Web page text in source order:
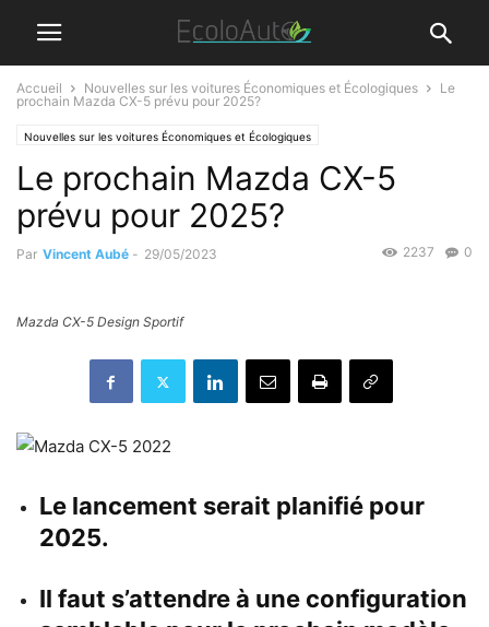
Accueil Nouvelles sur les voitures Économiques et Écologiques
Le
prochain Mazda CX-5 prévu pour 2025?
Nouvelles sur les voitures Économiques et Écologiques
Le prochain Mazda CX-5
prévu pour 2025?
Par Vincent Aubé - 29/05/2023 0
2237
Mazda CX-5 Design Sportif
Le lancement serait planifié pour
2025.
Il faut s’attendre à une configuration